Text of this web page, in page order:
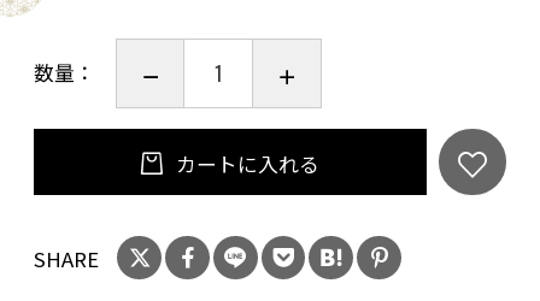
数量：
カートに入れる
SHARE